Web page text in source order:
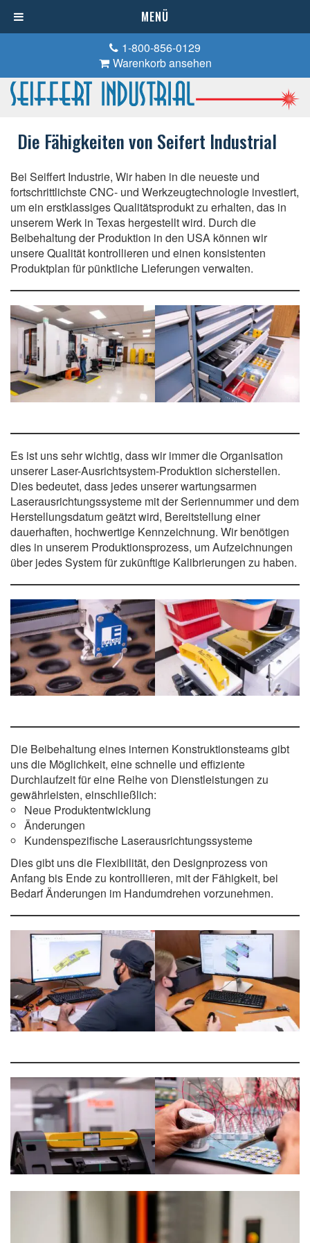
1-800-856-0129
Warenkorb ansehen
Die Fähigkeiten von Seifert Industrial
Bei Seiffert Industrie, Wir haben in die neueste und
fortschrittlichste CNC- und Werkzeugtechnologie investiert,
um ein erstklassiges Qualitätsprodukt zu erhalten, das in
unserem Werk in Texas hergestellt wird. Durch die
Beibehaltung der Produktion in den USA können wir
unsere Qualität kontrollieren und einen konsistenten
Produktplan für pünktliche Lieferungen verwalten.
Es ist uns sehr wichtig, dass wir immer die Organisation
unserer Laser-Ausrichtsystem-Produktion sicherstellen.
Dies bedeutet, dass jedes unserer wartungsarmen
Laserausrichtungssysteme mit der Seriennummer und dem
Herstellungsdatum geätzt wird, Bereitstellung einer
dauerhaften, hochwertige Kennzeichnung. Wir benötigen
dies in unserem Produktionsprozess, um Aufzeichnungen
über jedes System für zukünftige Kalibrierungen zu haben.
Die Beibehaltung eines internen Konstruktionsteams gibt
uns die Möglichkeit, eine schnelle und effiziente
Durchlaufzeit für eine Reihe von Dienstleistungen zu
gewährleisten, einschließlich:
Neue Produktentwicklung
Änderungen
Kundenspezifische Laserausrichtungssysteme
Dies gibt uns die Flexibilität, den Designprozess von
Anfang bis Ende zu kontrollieren, mit der Fähigkeit, bei
Bedarf Änderungen im Handumdrehen vorzunehmen.
MENÜ